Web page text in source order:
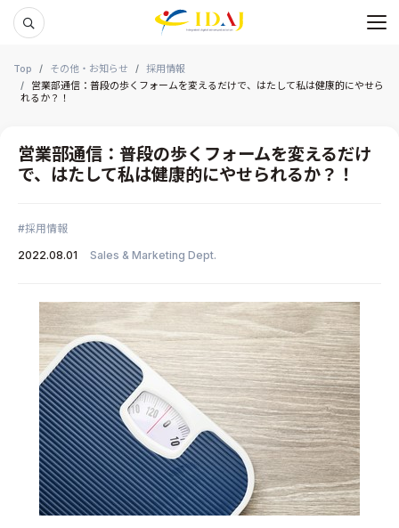
メ
Top その他・お知らせ
採用情報
営業部通信：普段の歩くフォームを変えるだけで、はたして私は健康的にやせら
れるか？！
営業部通信：普段の歩くフォームを変えるだけ
で、はたして私は健康的にやせられるか？！
採用情報
2022.08.01
Sales & Marketing Dept.